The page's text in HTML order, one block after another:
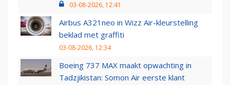
03-08-2026, 12:41
Airbus A321neo in Wizz Air-kleurstelling
beklad met graffiti
03-08-2026, 12:34
Boeing 737 MAX maakt opwachting in
Tadzjikistan: Somon Air eerste klant